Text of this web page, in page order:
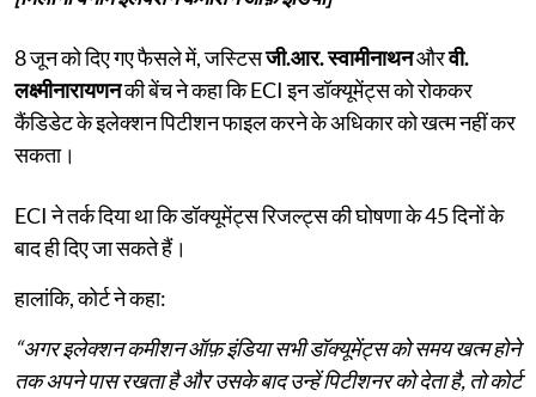
8 जून को दिए गए फैसले में, जस्टिसजी.आर. स्वामीनाथनऔरवी.
लक्ष्मीनारायणनकी बेंच ने कहा कि ECI इन डॉक्यूमेंट्स को रोककर
कैंडिडेट के इलेक्शन पिटीशन फाइल करने के अधिकार को खत्म नहीं कर
सकता।
ECI ने तर्क दिया था कि डॉक्यूमेंट्स रिजल्ट्स की घोषणा के 45 दिनों के
बाद ही दिए जा सकते हैं।
हालांकि, कोर्ट ने कहा:
“अगर इलेक्शन कमीशन ऑफ़ इंडिया सभी डॉक्यूमेंट्स को समय खत्म होने
तक अपने पास रखता है और उसके बाद उन्हें पिटीशनर को देता है, तो कोर्ट